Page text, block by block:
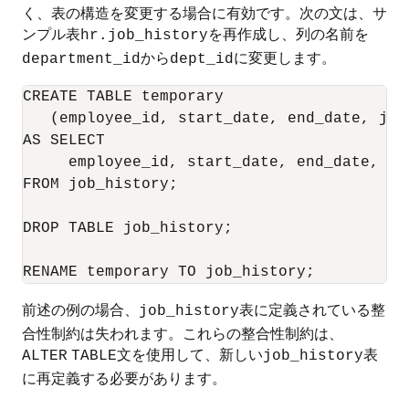
く、表の構造を変更する場合に有効です。次の文は、サ
ンプル表hr.job_historyを再作成し、列の名前を
department_idからdept_idに変更します。
CREATE TABLE temporary
(employee_id, start_date, end_date,
AS SELECT
employee_id, start_date, end_date,
FROM job_history;
DROP TABLE job_history;
前述の例の場合、 job_history表に定義されている整
合性制約は失われます。これらの整合性制約は、
ALTER TABLE文を使用して、新しいjob_history表
に再定義する必要があります。